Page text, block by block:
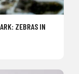
ZEBRAS IN